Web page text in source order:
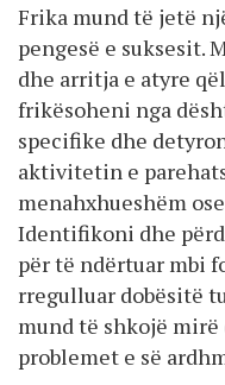
Frika mund të jetë
pengesë e suksesit.
dhe arritja e atyre
frikësoheni nga
specifike dhe
aktivitetin e
menahxhueshëm
Identifikoni dhe
për të ndërtuar mbi
rregulluar dobësitë
mund të shkojë
problemet e së